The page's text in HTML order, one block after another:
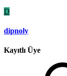
D
dipnoly
Kayıtlı Üye